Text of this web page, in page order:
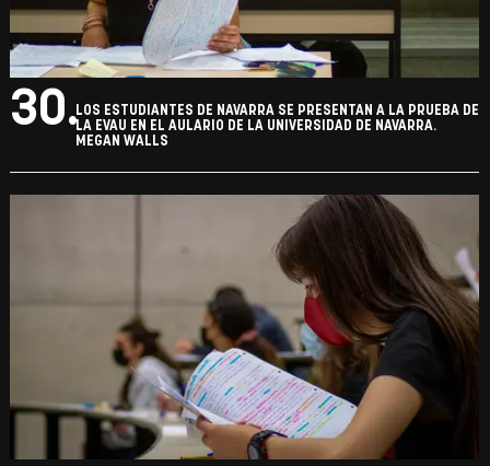
30.LOS ESTUDIANTES DE NAVARRA SE PRESENTAN A LA PRUEBA DE
LA EVAU EN EL AULARIO DE LA UNIVERSIDAD DE NAVARRA.
MEGAN WALLS